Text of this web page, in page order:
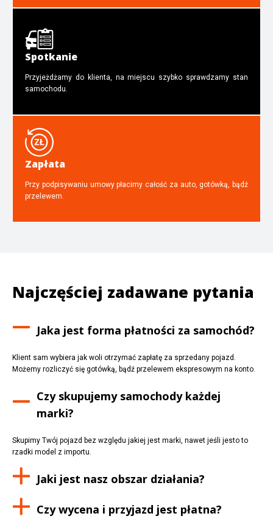
Spotkanie
Przyjeżdżamy do klienta, na miejscu szybko sprawdzamy stan
samochodu.
Zapłata
Przy podpisywaniu umowy płacimy całość za auto, gotówką, bądź
przelewem.
Najczęściej zadawane pytania
Jaka jest forma płatności za samochód?
Klient sam wybiera jak woli otrzymać zapłatę za sprzedany pojazd.
Możemy rozliczyć się gotówką, bądź przelewem ekspresowym na konto.
Czy skupujemy samochody każdej
marki?
Skupimy Twój pojazd bez względu jakiej jest marki, nawet jeśli jesto to
rzadki model z importu.
Jaki jest nasz obszar działania?
Czy wycena i przyjazd jest płatna?